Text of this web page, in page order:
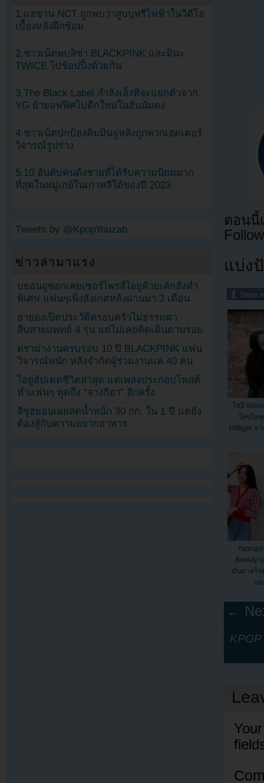
ตอนนี้
แบ่ง
โซฮี
ใสๆใน
Hilfiger จ
Beauty
บันดาลใจ
วอ
←
1.แฮชาน NCT ถูกพบว่าสูบบุหรี่ไฟฟ้าในวิดีโอ
เบื้องหลังฝึกซ้อม
2.ชาวเน็ตพบลิซ่า BLACKPINK และมินะ
TWICE ไปช้อปปิ้งด้วยกัน
3.The Black Label กำลังเล็งที่จะแยกตัวจาก
YG ย้ายอฟฟิศไปตึกใหม่ในฮันนัมดง
4.ชาวเน็ตปกป้องคิมมินจูหลังถูกพวกเฮดเตอร์
วิจารณ์รูปร่าง
5.10 อันดับคนดังชายที่ได้รับความนิยมมาก
ที่สุดในหมู่เกย์ในเกาหลีใต้ของปี 2023
Tweets by @KpopYouzab
ข่าวล่ามาแรง
บยอนอูซอกเคยเซอร์ไพรส์ไอยูด้วยเค้กสั่งทำ
พิเศษ แฟนๆเพิ่งสังเกตหลังผ่านมา 3 เดือน
ฮายองเปิดประวัติครอบครัวไม่ธรรมดา
สืบสายแพทย์ 4 รุ่น แต่ไม่เคยคิดเดินตามรอย
ดราม่างานครบรอบ 10 ปี BLACKPINK แฟน
วิจารณ์หนัก หลังจำกัดผู้ร่วมงานแค่ 40 คน
ไอยูอัปเดตชีวิตล่าสุด แต่เพลงประกอบโพสต์
ทำแฟนๆ พูดถึง “จางกีฮา” อีกครั้ง
อีซูฮยอนเผยลดน้ำหนัก 30 กก. ใน 1 ปี แต่ยัง
ต้องสู้กับความอยากอาหาร